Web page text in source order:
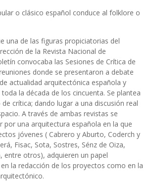
o clásico español conduce al folklore o
una de las figuras propiciatorias del
de la Revista Nacional de
convocaba las Sesiones de Crítica de
donde se presentaron a debate
actualidad arquitectónica española y
la década de los cincuenta. Se plantea
crítica; dando lugar a una discusión real
A través de ambas revistas se
por una arquitectura española en la que
jóvenes ( Cabrero y Aburto, Coderch y
Fisac, Sota, Sostres, Sénz de Oiza,
entre otros), adquieren un papel
la redacción de los proyectos como en la